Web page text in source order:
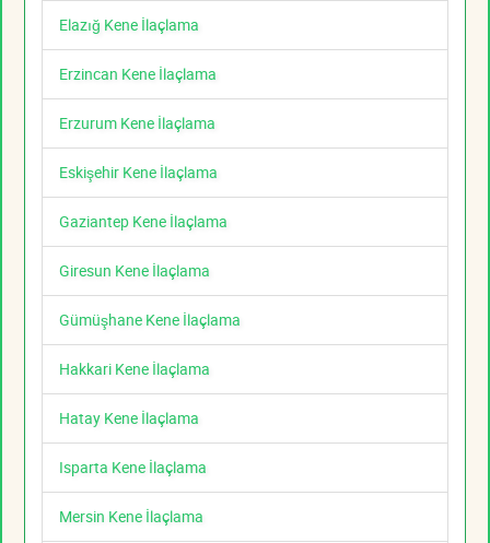
Elazığ Kene İlaçlama
Erzincan Kene İlaçlama
Erzurum Kene İlaçlama
Eskişehir Kene İlaçlama
Gaziantep Kene İlaçlama
Giresun Kene İlaçlama
Gümüşhane Kene İlaçlama
Hakkari Kene İlaçlama
Hatay Kene İlaçlama
Isparta Kene İlaçlama
Mersin Kene İlaçlama